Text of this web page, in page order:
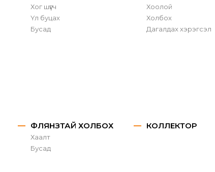
КОЛЛЕКТОР
Хоолой
Холбох
Дагалдах хэрэгсэл
Хог шүүгч
Үл буцах
Бусад
ФЛЯНЗТАЙ ХОЛБОХ
Хаалт
Бусад